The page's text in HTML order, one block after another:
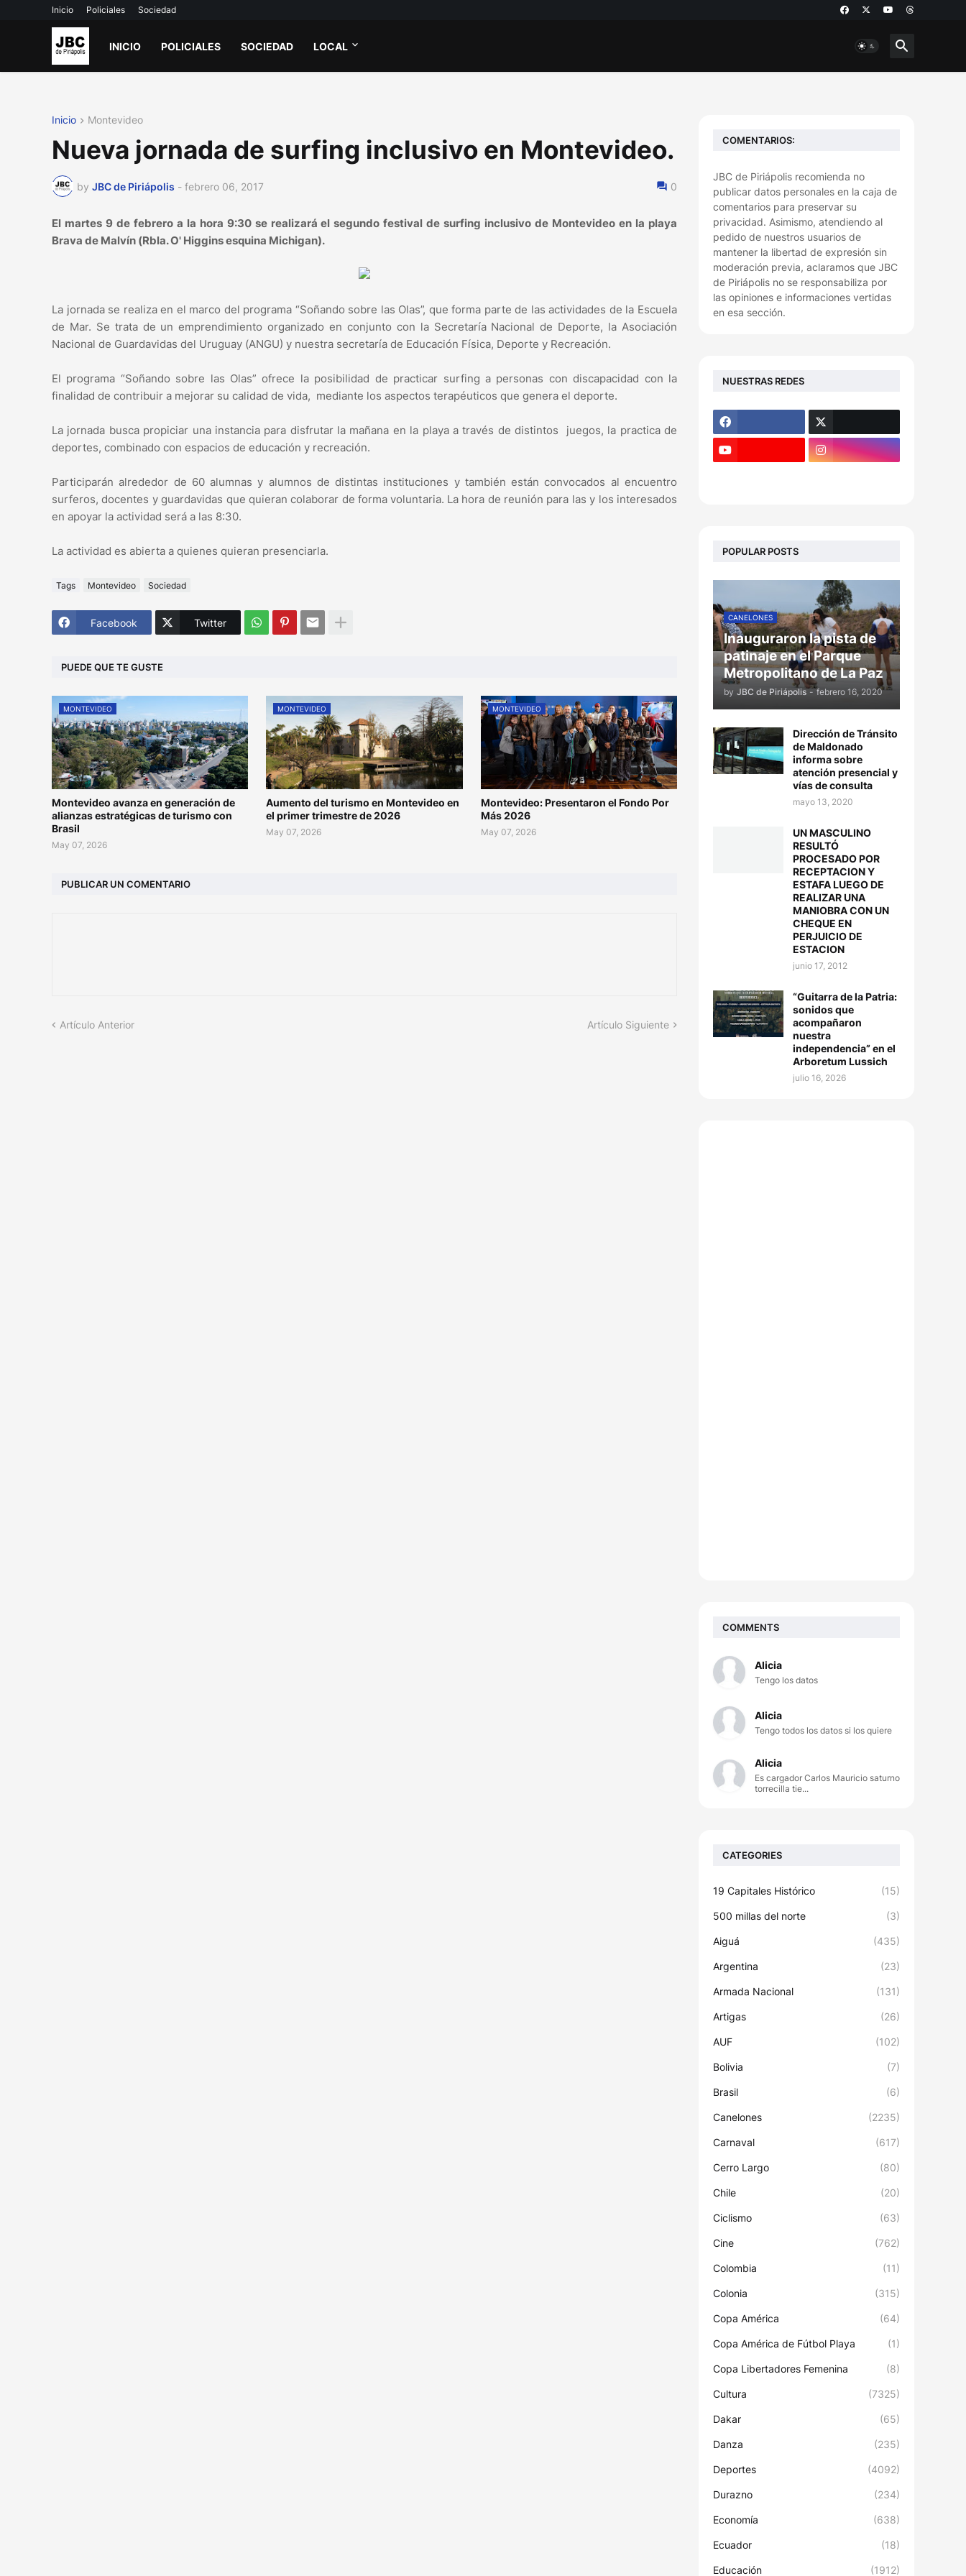
Inicio Policiales Sociedad
INICIO POLICIALES SOCIEDAD LOCAL
Inicio Montevideo
Nueva jornada de surfing inclusivo en Montevideo.
by JBC de Piriápolis - febrero 06, 2017 0
El martes 9 de febrero a la hora 9:30 se realizará el segundo festival de surfing inclusivo de Montevideo en la playa
Brava de Malvín (Rbla. O' Higgins esquina Michigan).
La jornada se realiza en el marco del programa “Soñando sobre las Olas”, que forma parte de las actividades de la Escuela
de Mar. Se trata de un emprendimiento organizado en conjunto con la Secretaría Nacional de Deporte, la Asociación
Nacional de Guardavidas del Uruguay (ANGU) y nuestra secretaría de Educación Física, Deporte y Recreación.
El programa “Soñando sobre las Olas” ofrece la posibilidad de practicar surfing a personas con discapacidad con la
finalidad de contribuir a mejorar su calidad de vida, mediante los aspectos terapéuticos que genera el deporte.
La jornada busca propiciar una instancia para disfrutar la mañana en la playa a través de distintos juegos, la practica de
deportes, combinado con espacios de educación y recreación.
Participarán alrededor de 60 alumnas y alumnos de distintas instituciones y también están convocados al encuentro
surferos, docentes y guardavidas que quieran colaborar de forma voluntaria. La hora de reunión para las y los interesados
en apoyar la actividad será a las 8:30.
La actividad es abierta a quienes quieran presenciarla.
Tags Montevideo Sociedad
Facebook Twitter
PUEDE QUE TE GUSTE
MONTEVIDEO
Montevideo avanza en generación de
alianzas estratégicas de turismo con
Brasil
May 07, 2026
MONTEVIDEO
Aumento del turismo en Montevideo en
el primer trimestre de 2026
May 07, 2026
MONTEVIDEO
Montevideo: Presentaron el Fondo Por
Más 2026
May 07, 2026
PUBLICAR UN COMENTARIO
Artículo Anterior Artículo Siguiente
COMENTARIOS:
JBC de Piriápolis recomienda no
publicar datos personales en la caja de
comentarios para preservar su
privacidad. Asimismo, atendiendo al
pedido de nuestros usuarios de
mantener la libertad de expresión sin
moderación previa, aclaramos que JBC
de Piriápolis no se responsabiliza por
las opiniones e informaciones vertidas
en esa sección.
NUESTRAS REDES
POPULAR POSTS
CANELONES
Inauguraron la pista de
patinaje en el Parque
Metropolitano de La Paz
by JBC de Piriápolis - febrero 16, 2020
Dirección de Tránsito
de Maldonado
informa sobre
atención presencial y
vías de consulta
mayo 13, 2020
UN MASCULINO
RESULTÓ
PROCESADO POR
RECEPTACION Y
ESTAFA LUEGO DE
REALIZAR UNA
MANIOBRA CON UN
CHEQUE EN
PERJUICIO DE
ESTACION
junio 17, 2012
“Guitarra de la Patria:
sonidos que
acompañaron
nuestra
independencia” en el
Arboretum Lussich
julio 16, 2026
COMMENTS
Alicia
Tengo los datos
Alicia
Tengo todos los datos si los quiere
Alicia
Es cargador Carlos Mauricio saturno
torrecilla tie...
CATEGORIES
19 Capitales Histórico (15)
500 millas del norte (3)
Aiguá (435)
Argentina (23)
Armada Nacional (131)
Artigas (26)
AUF (102)
Bolivia (7)
Brasil (6)
Canelones (2235)
Carnaval (617)
Cerro Largo (80)
Chile (20)
Ciclismo (63)
Cine (762)
Colombia (11)
Colonia (315)
Copa América (64)
Copa América de Fútbol Playa (1)
Copa Libertadores Femenina (8)
Cultura (7325)
Dakar (65)
Danza (235)
Deportes (4092)
Durazno (234)
Economía (638)
Ecuador (18)
Educación (1912)